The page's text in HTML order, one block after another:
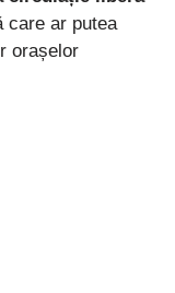
care ar putea
orașelor